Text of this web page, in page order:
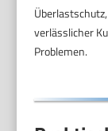
verlässlicher
Problemen.